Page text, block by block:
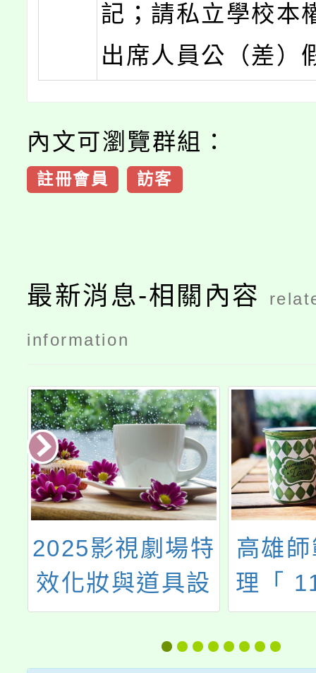
記；請私立學校本
出席人員公（差）
內文可瀏覽群組：
註冊會員 訪客
最新消息-相關內容
information
高雄師範大學辦
理「 115年寒假
全國高級中等以
下學校跨國銜轉
國立
理「
學教
培